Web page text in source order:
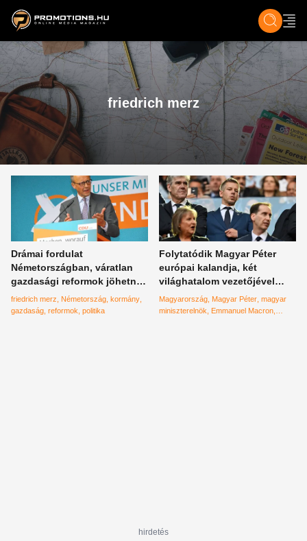
ZENE, FILM & KULT ÉLET TECH &
friedrich merz
Drámai fordulat
Németországban, váratlan
gazdasági reformok jöhetnek
Merzék által
friedrich merz Németország kormány
gazdaság reformok politika
Folytatódik Magyar Péter
európai kalandja, két
világhatalom vezetőjével
találkozik holnap
Magyarország Magyar Péter magyar
miniszterelnök
Emmanuel Macron
hirdetés